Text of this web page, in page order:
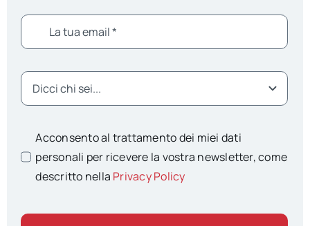
Acconsento al trattamento dei miei dati
personali per ricevere la vostra newsletter, come
descritto nella Privacy Policy